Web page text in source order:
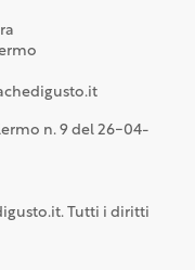
n. 9 del 26-04-
Tutti i diritti